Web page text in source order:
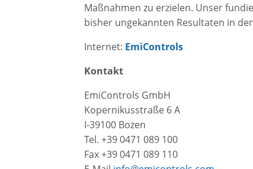
Maßnahmen zu erzielen. Unser
bisher ungekannten Resultaten in
Internet: EmiControls
Kontakt
EmiControls GmbH
Kopernikusstraße 6 A
I-39100 Bozen
Tel. +39 0471 089 100
Fax +39 0471 089 110